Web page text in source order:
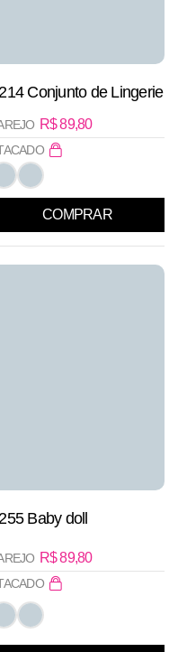
Conjunto de Lingerie
R$89,80
COMPRAR
Baby doll
R$89,80